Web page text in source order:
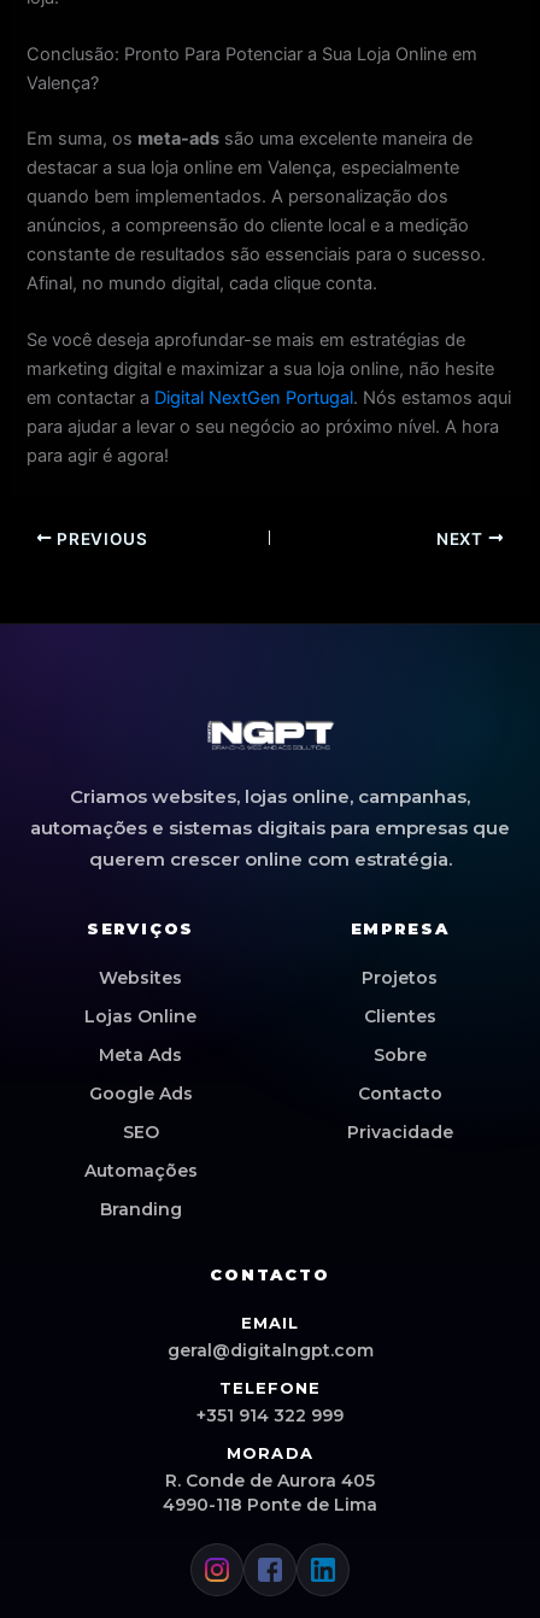
Conclusão: Pronto Para Potenciar a Sua Loja Online em
Valença?
Em suma, os meta-ads são uma excelente maneira de
destacar a sua loja online em Valença, especialmente
quando bem implementados. A personalização dos
anúncios, a compreensão do cliente local e a medição
constante de resultados são essenciais para o sucesso.
Afinal, no mundo digital, cada clique conta.
Se você deseja aprofundar-se mais em estratégias de
marketing digital e maximizar a sua loja online, não hesite
em contactar a Digital NextGen Portugal. Nós estamos aqui
para ajudar a levar o seu negócio ao próximo nível. A hora
para agir é agora!
PREVIOUS NEXT
Criamos websites, lojas online, campanhas,
automações e sistemas digitais para empresas que
querem crescer online com estratégia.
SERVIÇOS
Websites
Lojas Online
Meta Ads
Google Ads
SEO
Automações
Branding
EMPRESA
Projetos
Clientes
Sobre
Contacto
Privacidade
CONTACTO
EMAIL
geral@digitalngpt.com
TELEFONE
+351 914 322 999
MORADA
R. Conde de Aurora 405
4990-118 Ponte de Lima